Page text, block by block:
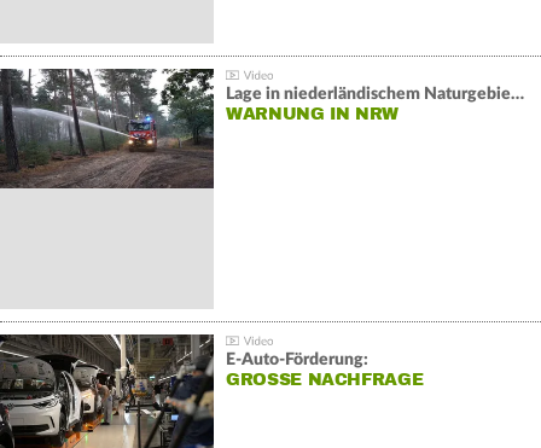
Lage in niederländischem Naturgebiet stabil
WARNUNG IN NRW
E-Auto-Förderung:
GROSSE NACHFRAGE